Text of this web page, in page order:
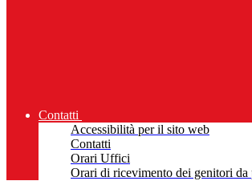
Contatti
Accessibilità per il sito web
Contatti
Orari Uffici
Orari di ricevimento dei genitori da